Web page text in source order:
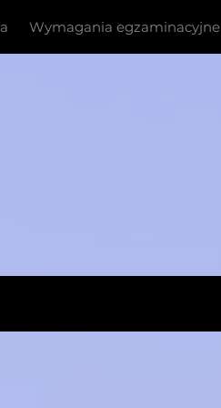
Wymagania egzaminacyjne